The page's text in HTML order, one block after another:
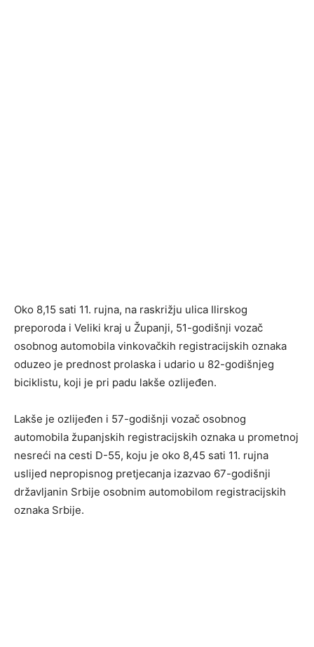
Oko 8,15 sati 11. rujna, na raskrižju ulica Ilirskog
preporoda i Veliki kraj u Županji, 51-godišnji vozač
osobnog automobila vinkovačkih registracijskih oznaka
oduzeo je prednost prolaska i udario u 82-godišnjeg
biciklistu, koji je pri padu lakše ozlijeđen.
Lakše je ozlijeđen i 57-godišnji vozač osobnog
automobila županjskih registracijskih oznaka u prometnoj
nesreći na cesti D-55, koju je oko 8,45 sati 11. rujna
uslijed nepropisnog pretjecanja izazvao 67-godišnji
državljanin Srbije osobnim automobilom registracijskih
oznaka Srbije.